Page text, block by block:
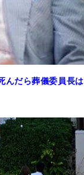
んだら葬儀委員長は